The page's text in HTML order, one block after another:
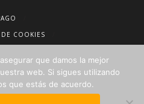
COOKIES
DE VENTA
PRIVACIDAD
que damos la mejor
web. Si sigues utilizando
que estás de acuerdo.